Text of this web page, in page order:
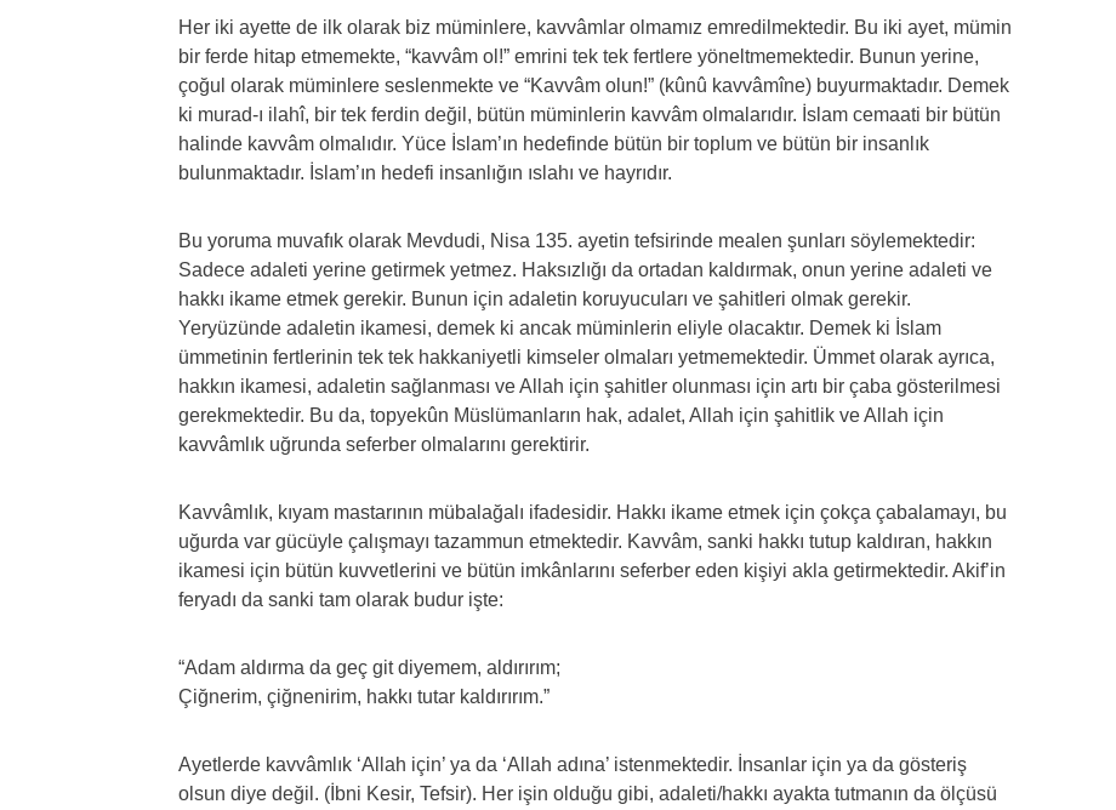
Her iki ayette de ilk olarak biz müminlere, kavvâmlar olmamız emredilmektedir. Bu iki ayet, mümin
bir ferde hitap etmemekte, “kavvâm ol!” emrini tek tek fertlere yöneltmemektedir. Bunun yerine,
çoğul olarak müminlere seslenmekte ve “Kavvâm olun!” (kûnû kavvâmîne) buyurmaktadır. Demek
ki murad-ı ilahî, bir tek ferdin değil, bütün müminlerin kavvâm olmalarıdır. İslam cemaati bir bütün
halinde kavvâm olmalıdır. Yüce İslam’ın hedefinde bütün bir toplum ve bütün bir insanlık
bulunmaktadır. İslam’ın hedefi insanlığın ıslahı ve hayrıdır.
Bu yoruma muvafık olarak Mevdudi, Nisa 135. ayetin tefsirinde mealen şunları söylemektedir:
Sadece adaleti yerine getirmek yetmez. Haksızlığı da ortadan kaldırmak, onun yerine adaleti ve
hakkı ikame etmek gerekir. Bunun için adaletin koruyucuları ve şahitleri olmak gerekir.
Yeryüzünde adaletin ikamesi, demek ki ancak müminlerin eliyle olacaktır. Demek ki İslam
ümmetinin fertlerinin tek tek hakkaniyetli kimseler olmaları yetmemektedir. Ümmet olarak ayrıca,
hakkın ikamesi, adaletin sağlanması ve Allah için şahitler olunması için artı bir çaba gösterilmesi
gerekmektedir. Bu da, topyekûn Müslümanların hak, adalet, Allah için şahitlik ve Allah için
kavvâmlık uğrunda seferber olmalarını gerektirir.
Kavvâmlık, kıyam mastarının mübalağalı ifadesidir. Hakkı ikame etmek için çokça çabalamayı, bu
uğurda var gücüyle çalışmayı tazammun etmektedir. Kavvâm, sanki hakkı tutup kaldıran, hakkın
ikamesi için bütün kuvvetlerini ve bütün imkânlarını seferber eden kişiyi akla getirmektedir. Akif’in
feryadı da sanki tam olarak budur işte:
“Adam aldırma da geç git diyemem, aldırırım;
Çiğnerim, çiğnenirim, hakkı tutar kaldırırım.”
Ayetlerde kavvâmlık ‘Allah için’ ya da ‘Allah adına’ istenmektedir. İnsanlar için ya da gösteriş
olsun diye değil. (İbni Kesir, Tefsir). Her işin olduğu gibi, adaleti/hakkı ayakta tutmanın da ölçüsü